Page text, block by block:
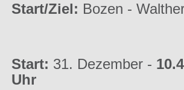
Start/Ziel: Bozen -
Start: 31. Dezember -
Uhr